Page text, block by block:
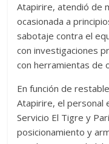
Atapirire, atendió de
ocasionada a
sabotaje contra el
con investigaciones
con herramientas de
En función de
Atapirire, el personal
Servicio El Tigre y
posicionamiento y